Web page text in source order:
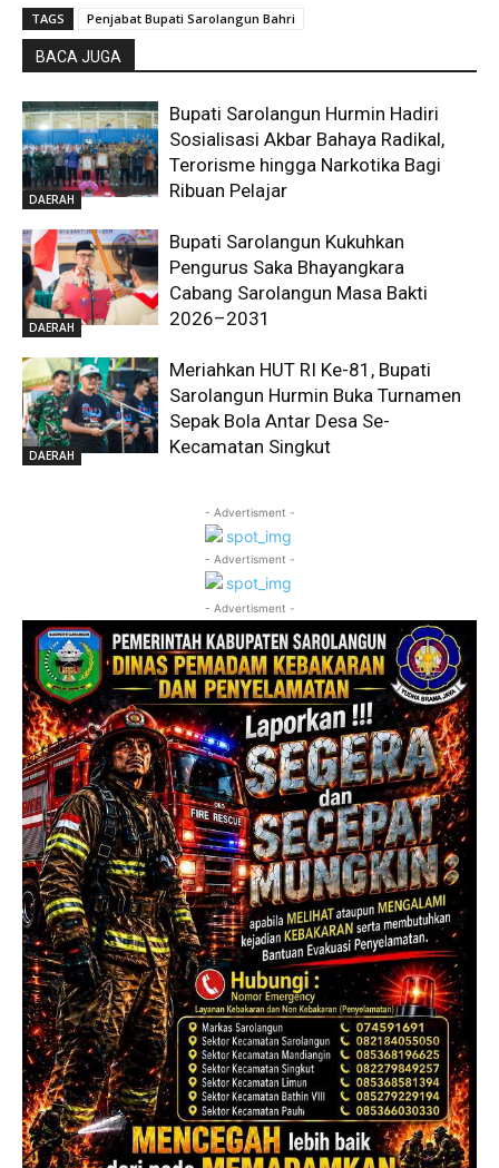
TAGS Penjabat Bupati Sarolangun Bahri
BACA JUGA
DAERAH
Bupati Sarolangun Hurmin Hadiri
Sosialisasi Akbar Bahaya Radikal,
Terorisme hingga Narkotika Bagi
Ribuan Pelajar
DAERAH
Bupati Sarolangun Kukuhkan
Pengurus Saka Bhayangkara
Cabang Sarolangun Masa Bakti
2026–2031
DAERAH
Meriahkan HUT RI Ke-81, Bupati
Sarolangun Hurmin Buka Turnamen
Sepak Bola Antar Desa Se-
Kecamatan Singkut
- Advertisment -
- Advertisment -
- Advertisment -